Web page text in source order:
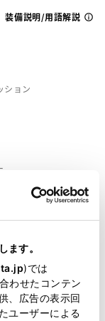
ます。
)では
わせたコンテン
、広告の表示回
ユーザーによる
装備説明/用語解説
ション